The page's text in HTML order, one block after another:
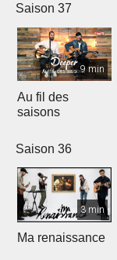
Saison 37
9 min
Au fil des
saisons
Saison 36
3 min
Ma renaissance